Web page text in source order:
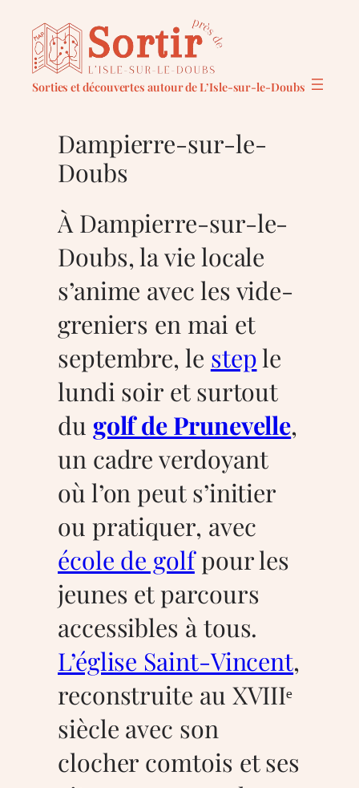
contenu
Sorties et découvertes autour de L’Isle-sur-le-Doubs
Dampierre-sur-le-
Doubs
À Dampierre-sur-le-
Doubs, la vie locale
s’anime avec les vide-
greniers en mai et
septembre, le steple
lundi soir et surtout
du golf de Prunevelle,
un cadre verdoyant
où l’on peut s’initier
ou pratiquer, avec
école de golfpour les
jeunes et parcours
accessibles à tous.
L’église Saint-Vincent,
reconstruite au XVIIIᵉ
siècle avec son
clocher comtois et ses